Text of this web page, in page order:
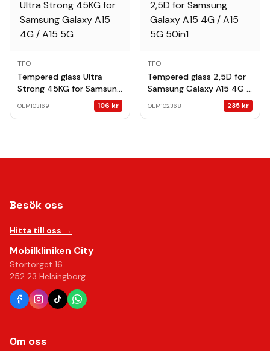
TFO
Tempered glass Ultra
Strong 45KG for Samsung
Galaxy A15 4G / A15 5G
OEM103169 106 kr
TFO
Tempered glass 2,5D for
Samsung Galaxy A15 4G /
OEM102368 235 kr
Besök oss
Hitta till oss →
Mobilkliniken City
Stortorget 16
252 23 Helsingborg
Om oss